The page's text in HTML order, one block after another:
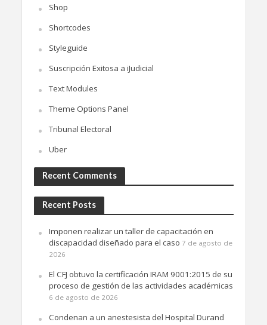
Shop
Shortcodes
Styleguide
Suscripción Exitosa a iJudicial
Text Modules
Theme Options Panel
Tribunal Electoral
Uber
Recent Comments
Recent Posts
Imponen realizar un taller de capacitación en
discapacidad diseñado para el caso 7 de agosto de
2026
El CFJ obtuvo la certificación IRAM 9001:2015 de su
proceso de gestión de las actividades académicas
6 de agosto de 2026
Condenan a un anestesista del Hospital Durand